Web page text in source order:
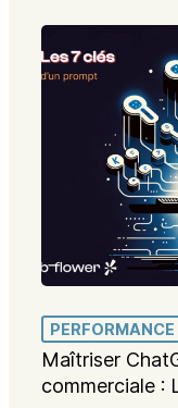
Maîtriser
commerciale :